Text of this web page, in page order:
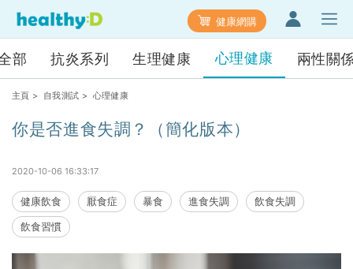
健康網購
部 抗炎系列 生理健康 心理健康 兩性關
主頁 > 自我測試 > 心理健康
你是否進食失調？（簡化版本）
2020-10-06 16:33:17
健康飲食 厭食症 暴食 進食失調
飲食失調
飲食習慣